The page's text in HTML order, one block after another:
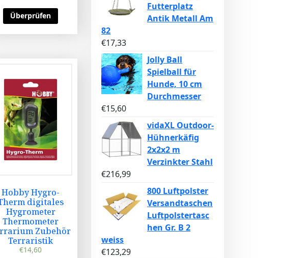
Überprüfen
Hobby Hygro-
digitales
Hygrometer
Thermometer
Zubehör
Terraristik
€14,60
Futterplatz
Antik Metall Am
82
€17,33
Jolly Ball
Spielball für
Hunde, 10 cm
Durchmesser
€15,60
vidaXL Outdoor-
Hühnerkäfig
2x2x2 m
Verzinkter Stahl
€216,99
800 Luftpolster
Versandtaschen
Luftpolstertasc
hen Gr. B 2
weiss
€123,29